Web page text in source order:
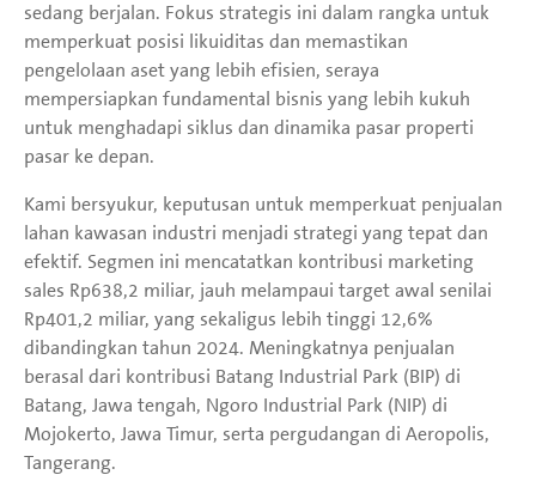
sedang berjalan. Fokus strategis ini dalam rangka untuk
memperkuat posisi likuiditas dan memastikan
pengelolaan aset yang lebih efisien, seraya
mempersiapkan fundamental bisnis yang lebih kukuh
untuk menghadapi siklus dan dinamika pasar properti
pasar ke depan.
Kami bersyukur, keputusan untuk memperkuat penjualan
lahan kawasan industri menjadi strategi yang tepat dan
efektif. Segmen ini mencatatkan kontribusi marketing
sales Rp638,2 miliar, jauh melampaui target awal senilai
Rp401,2 miliar, yang sekaligus lebih tinggi 12,6%
dibandingkan tahun 2024. Meningkatnya penjualan
berasal dari kontribusi Batang Industrial Park (BIP) di
Batang, Jawa tengah, Ngoro Industrial Park (NIP) di
Mojokerto, Jawa Timur, serta pergudangan di Aeropolis,
Tangerang.